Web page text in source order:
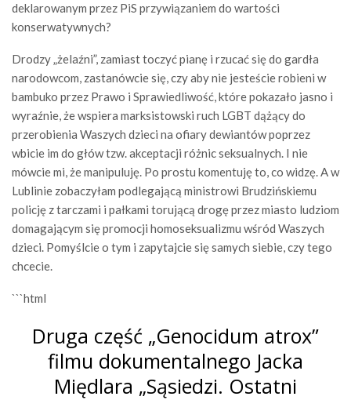
deklarowanym przez PiS przywiązaniem do wartości
konserwatywnych?
Drodzy „żelaźni”, zamiast toczyć pianę i rzucać się do gardła
narodowcom, zastanówcie się, czy aby nie jesteście robieni w
bambuko przez Prawo i Sprawiedliwość, które pokazało jasno i
wyraźnie, że wspiera marksistowski ruch LGBT dążący do
przerobienia Waszych dzieci na ofiary dewiantów poprzez
wbicie im do głów tzw. akceptacji różnic seksualnych. I nie
mówcie mi, że manipuluję. Po prostu komentuję to, co widzę. A w
Lublinie zobaczyłam podlegającą ministrowi Brudzińskiemu
policję z tarczami i pałkami torującą drogę przez miasto ludziom
domagającym się promocji homoseksualizmu wśród Waszych
dzieci. Pomyślcie o tym i zapytajcie się samych siebie, czy tego
chcecie.
```html
Druga część „Genocidum atrox”
filmu dokumentalnego Jacka
Międlara „Sąsiedzi. Ostatni